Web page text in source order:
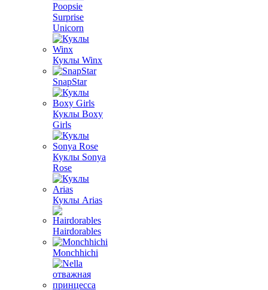
Poopsie
Surprise
Unicorn
Куклы Winx
SnapStar
Куклы Boxy
Girls
Куклы Sonya
Rose
Куклы Arias
Hairdorables
Monchhichi